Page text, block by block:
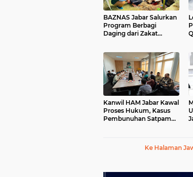
BAZNAS Jabar Salurkan
Program Berbagi
Daging dari Zakat
Purwakarta
Kanwil HAM Jabar Kawal
Proses Hukum, Kasus
Pembunuhan Satpam
Ke Halaman